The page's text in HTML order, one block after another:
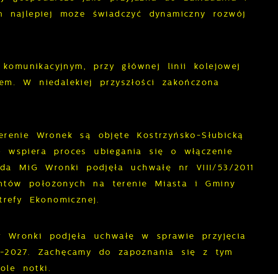
najlepiej może świadczyć dynamiczny rozwój
przy głównej linii kolejowej
W niedalekiej przyszłości zakończona
Wronek są objęte Kostrzyńsko-Słubicką
wspiera proces ubiegania się o włączenie
MiG Wronki podjęła uchwałę nr VIII/53/2011
położonych na terenie Miasta i Gminy
Ekonomicznej.
podjęła uchwałę w sprawie przyjęcia
2027. Zachęcamy do zapoznania się z tym
notki.